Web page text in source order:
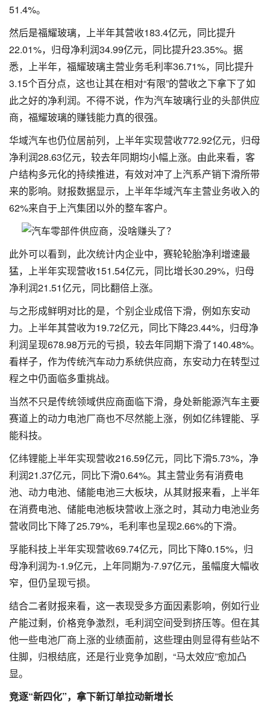
51.4%。
然后是福耀玻璃，上半年其营收183.4亿元，同比提升
22.01%，归母净利润34.99亿元，同比提升23.35%。据
悉，上半年，福耀玻璃主营业务毛利率36.71%，同比提升
3.15个百分点，这也让其在相对“有限”的营收之下拿下了如
此之好的净利润。不得不说，作为汽车玻璃行业的头部供应
商，福耀玻璃的赚钱能力真的很强。
华域汽车也仍位居前列，上半年实现营收772.92亿元，归母
净利润28.63亿元，较去年同期均小幅上涨。由此来看，客
户结构多元化的持续推进，有效对冲了上汽系产销下滑所带
来的影响。财报数据显示，上半年华域汽车主营业务收入的
62%来自于上汽集团以外的整车客户。
此外可以看到，此次统计内企业中，赛轮轮胎净利增速最
猛，上半年实现营收151.54亿元，同比增长30.29%，归母
净利润21.51亿元，同比翻倍上涨。
与之形成鲜明对比的是，个别企业成倍下滑，例如东安动
力。上半年其营收为19.72亿元，同比下降23.44%，归母净
利润呈现678.98万元的亏损，较去年同期下滑了140.48%。
看样子，作为传统汽车动力系统供应商，东安动力在转型过
程之中仍面临多重挑战。
当然不只是传统领域供应商面临下滑，身处新能源汽车主要
赛道上的动力电池厂商也不尽然能上涨，例如亿纬锂能、孚
能科技。
亿纬锂能上半年实现营收216.59亿元，同比下滑5.73%，净
利润21.37亿元，同比下滑0.64%。其主营业务有消费电
池、动力电池、储能电池三大板块，从其财报来看，上半年
在消费电池、储能电池板块营收上涨之时，其动力电池业务
营收同比下降了25.79%，毛利率也呈现2.66%的下滑。
孚能科技上半年实现营收69.74亿元，同比下降0.15%，归
母净利润为-1.9亿元，上年同期为-7.97亿元，虽幅度大幅收
窄，但仍呈现亏损。
结合二者财报来看，这一表现受多方面因素影响，例如行业
产能过剩，价格竞争激烈，毛利润空间受到挤压等。但在其
他一些电池厂商上涨的业绩面前，这些理由则显得有些站不
住脚，归根结底，还是行业竞争加剧，“马太效应”愈加凸
显。
竞逐“新四化”，拿下新订单拉动新增长